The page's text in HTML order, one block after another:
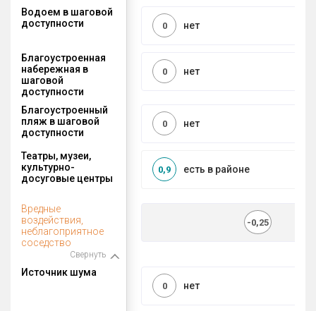
Водоем в шаговой
доступности
нет
0
Благоустроенная
набережная в
шаговой
доступности
нет
0
Благоустроенный
пляж в шаговой
доступности
нет
0
Театры, музеи,
культурно-
досуговые центры
есть в районе
0,9
Вредные
воздействия,
неблагоприятное
соседство
Свернуть
-0,25
Источник шума
нет
0